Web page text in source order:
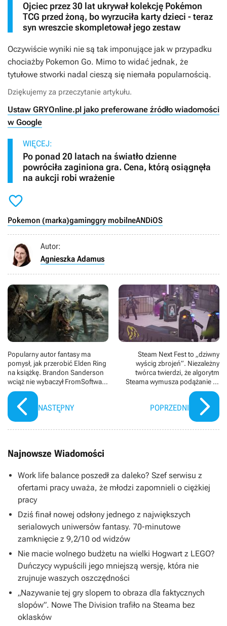
Ojciec przez 30 lat ukrywał kolekcję Pokémon
TCG przed żoną, bo wyrzuciła karty dzieci - teraz
syn wreszcie skompletował jego zestaw
Oczywiście wyniki nie są tak imponujące jak w przypadku
chociażby Pokemon Go. Mimo to widać jednak, że
tytułowe stworki nadal cieszą się niemała popularnością.
Dziękujemy za przeczytanie artykułu.
Ustaw GRYOnline.pl jako preferowane źródło wiadomości
w Google
WIĘCEJ:
Po ponad 20 latach na światło dzienne
powróciła zaginiona gra. Cena, którą osiągnęła
na aukcji robi wrażenie

Pokemon (marka)gaminggry mobilneANDiOS
Autor:
Agnieszka Adamus
Popularny autor fantasy ma
pomysł, jak przerobić Elden Ring
na książkę. Brandon Sanderson
wciąż nie wybaczył FromSoftware
współpracy z George'em R.R.
Martinem
NASTĘPNY
Steam Next Fest to „dziwny
wyścig zbrojeń”. Niezależny
twórca twierdzi, że algorytm
Steama wymusza podążanie za
trendami i zabija miłość do
tworzenia gier
POPRZEDNI
Najnowsze Wiadomości
Work life balance poszedł za daleko? Szef serwisu z
ofertami pracy uważa, że młodzi zapomnieli o ciężkiej
pracy
Dziś finał nowej odsłony jednego z największych
serialowych uniwersów fantasy. 70-minutowe
zamknięcie z 9,2/10 od widzów
Nie macie wolnego budżetu na wielki Hogwart z LEGO?
Duńczycy wypuścili jego mniejszą wersję, która nie
zrujnuje waszych oszczędności
„Nazywanie tej gry slopem to obraza dla faktycznych
slopów”. Nowe The Division trafiło na Steama bez
oklasków